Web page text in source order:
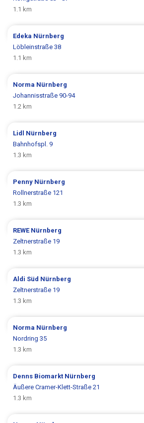
1.1 km
Edeka Nürnberg
Löbleinstraße 38
1.1 km
Norma Nürnberg
Johannisstraße 90-94
1.2 km
Lidl Nürnberg
Bahnhofspl. 9
1.3 km
Penny Nürnberg
Rollnerstraße 121
1.3 km
REWE Nürnberg
Zeltnerstraße 19
1.3 km
Aldi Süd Nürnberg
Zeltnerstraße 19
1.3 km
Norma Nürnberg
Nordring 35
1.3 km
Denns Biomarkt Nürnberg
Äußere Cramer-Klett-Straße 21
1.3 km